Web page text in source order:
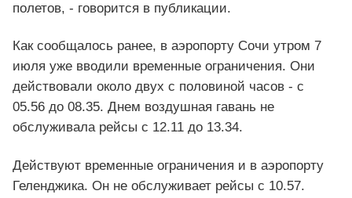
полетов, - говорится в публикации.
Как сообщалось ранее, в аэропорту Сочи утром 7
июля уже вводили временные ограничения. Они
действовали около двух с половиной часов - с
05.56 до 08.35. Днем воздушная гавань не
обслуживала рейсы с 12.11 до 13.34.
Действуют временные ограничения и в аэропорту
Геленджика. Он не обслуживает рейсы с 10.57.